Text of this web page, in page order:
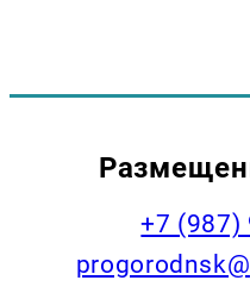
+7 (987)